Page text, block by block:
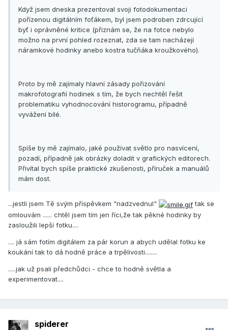
Když jsem dneska prezentoval svoji fotodokumentaci
pořízenou digitálním foťákem, byl jsem podroben zdrcující
byť i oprávněné kritice (přiznám se, že na fotce nebylo
možno na první pohled rozeznat, zda se tam nacházejí
náramkové hodinky anebo kostra tučňáka kroužkového).
Proto by mě zajímaly hlavní zásady pořizování
makrofotografií hodinek s tím, že bych nechtěl řešit
problematiku vyhodnocování historogramu, případně
vyvážení bílé.
Spíše by mě zajímalo, jaké používat světlo pro nasvícení,
pozadí, případně jak obrázky doladit v grafických editorech.
Přivítal bych spíše praktické zkušenosti, příruček a manuálů
mám dost.
...jestli jsem Tě svým příspěvkem "nadzvednul"
tak se
omlouvám ...... chtěl jsem tím jen říci,že tak pěkné hodinky by
zasloužili lepší fotku....
.... já sám fotím digitálem za pár korun a abych udělal fotku ke
koukání tak to dá hodně práce a trpělivosti........
.....jak už psali předchůdci - chce to hodně světla a
experimentovat....
spiderer